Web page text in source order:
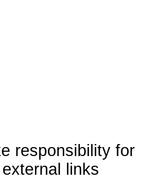
responsibility for
links